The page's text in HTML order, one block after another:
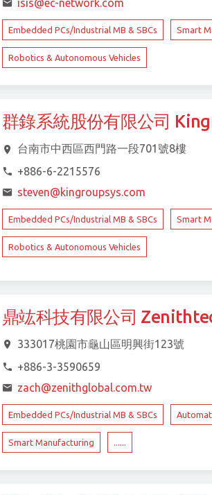
isis@ec-network.com
Embedded PCs/Industrial MB & SBCs Smart
Robotics & Autonomous Vehicles
群錄系統股份有限公司
台南市中西區西門路一段701號8樓
+886-6-2215576
steven@kingroupsys.com
Embedded PCs/Industrial MB & SBCs Smart
Robotics & Autonomous Vehicles
鼎竑科技有限公司
333017桃園市龜山區明興街123號
+886-3-3590659
zach@zenithglobal.com.tw
Embedded PCs/Industrial MB & SBCs
Smart Manufacturing